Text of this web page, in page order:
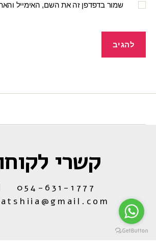
שמור בדפדפן זה את השם, האימייל
קשרי
631-1777 |